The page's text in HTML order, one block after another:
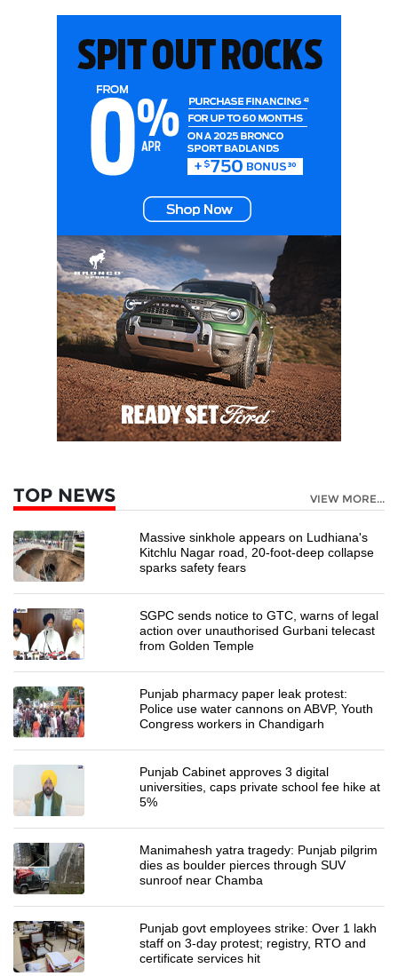
TOP NEWS VIEW MORE...
Massive sinkhole appears on Ludhiana's
Kitchlu Nagar road, 20-foot-deep collapse
sparks safety fears
SGPC sends notice to GTC, warns of legal
action over unauthorised Gurbani telecast
from Golden Temple
Punjab pharmacy paper leak protest:
Police use water cannons on ABVP, Youth
Congress workers in Chandigarh
Punjab Cabinet approves 3 digital
universities, caps private school fee hike at
5%
Manimahesh yatra tragedy: Punjab pilgrim
dies as boulder pierces through SUV
sunroof near Chamba
Punjab govt employees strike: Over 1 lakh
staff on 3-day protest; registry, RTO and
certificate services hit